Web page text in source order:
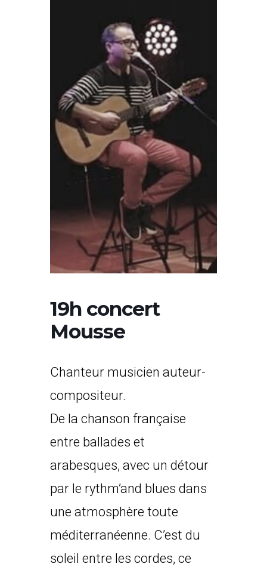
19h concert
Mousse
Chanteur musicien auteur-
compositeur.
De la chanson française
entre ballades et
arabesques, avec un détour
par le rythm’and blues dans
une atmosphère toute
méditerranéenne. C’est du
soleil entre les cordes, ce